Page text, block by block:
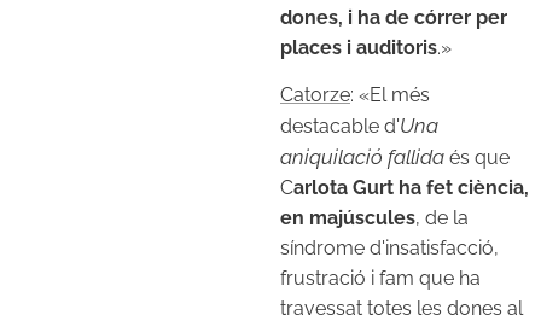
dones, i ha de córrer per
places i auditoris.»
Catorze: «El més
destacable d'Una
aniquilació fallida és que
Carlota Gurt ha fet ciència,
en majúscules, de la
síndrome d'insatisfacció,
frustració i fam que ha
travessat totes les dones al